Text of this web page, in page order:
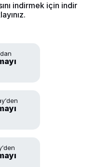
indirmek için indir